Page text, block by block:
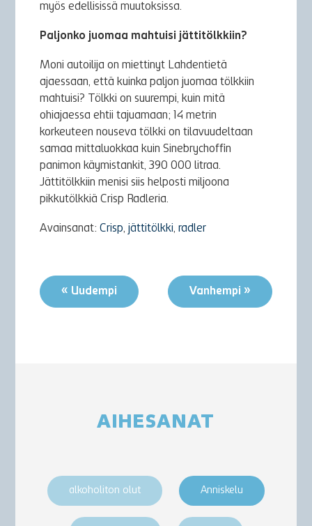
myös edellisissä muutoksissa.
Paljonko juomaa mahtuisi jättitölkkiin?
Moni autoilija on miettinyt Lahdentietä
ajaessaan, että kuinka paljon juomaa tölkkiin
mahtuisi? Tölkki on suurempi, kuin mitä
ohiajaessa ehtii tajuamaan; 14 metrin
korkeuteen nouseva tölkki on tilavuudeltaan
samaa mittaluokkaa kuin Sinebrychoffin
panimon käymistankit, 390 000 litraa.
Jättitölkkiin menisi siis helposti miljoona
pikkutölkkiä Crisp Radleria.
Avainsanat:Crisp,jättitölkki,radler
Vanhempi »
« Uudempi
AIHESANAT
alkoholiton olut Anniskelu